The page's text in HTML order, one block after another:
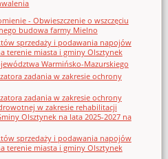
- Obwieszczenie o wszczęciu
budowa farmy Mielno
sprzedaży i podawania napojów
terenie miasta i gminy Olsztynek
Warmińsko-Mazurskiego
zadania w zakresie ochrony
zadania w zakresie ochrony
w zakresie rehabilitacji
Olsztynek na lata 2025-2027 na
sprzedaży i podawania napojów
terenie miasta i gminy Olsztynek